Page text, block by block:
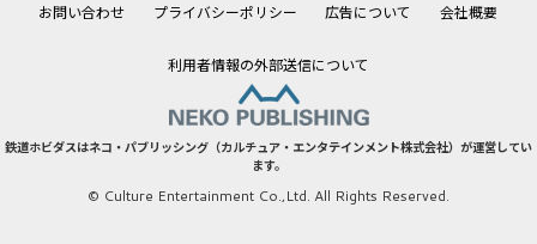
お問い合わせ プライバシーポリシー 広告について 会社概要
利用者情報の外部送信について
鉄道ホビダスはネコ・パブリッシング（カルチュア・エンタテインメント株式会社）が運営してい
ます。
© Culture Entertainment Co.,Ltd. All Rights Reserved.